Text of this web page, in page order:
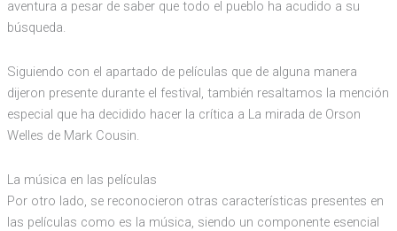
aventura a pesar de saber que todo el pueblo ha acudido a su
búsqueda.
Siguiendo con el apartado de películas que de alguna manera
dijeron presente durante el festival, también resaltamos la mención
especial que ha decidido hacer la crítica a La mirada de Orson
Welles de Mark Cousin.
La música en las películas
Por otro lado, se reconocieron otras características presentes en
las películas como es la música, siendo un componente esencial